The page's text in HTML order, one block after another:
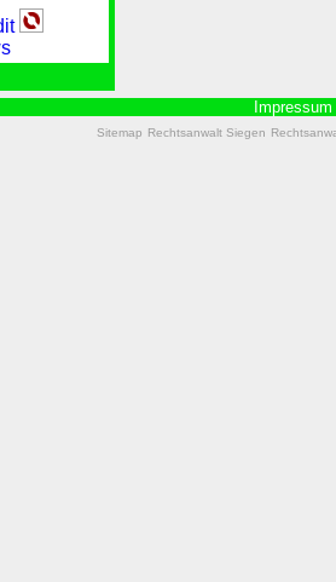
Impressum
Sitemap Rechtsanwalt Siegen